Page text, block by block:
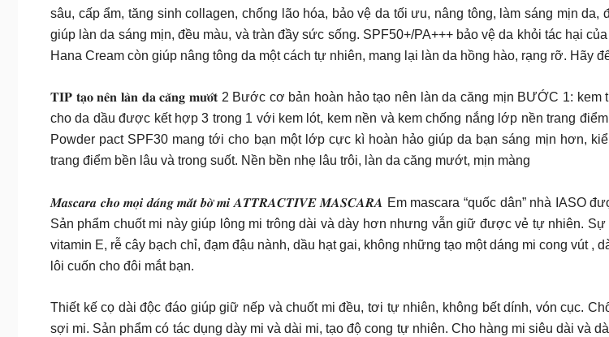
sâu, cấp ẩm, tăng sinh collagen, chống lão hóa, bảo vệ da tối ưu, nâng tông, làm sáng mịn
giúp làn da sáng mịn, đều màu, và tràn đầy sức sống. SPF50+/PA+++ bảo vệ da khỏi tác hại
Hana Cream còn giúp nâng tông da một cách tự nhiên, mang lại làn da hồng hào, rạng rỡ. Hãy
𝐓𝐈𝐏 𝐭𝐚̣𝐨 𝐧𝐞̂𝐧 𝐥𝐚̀𝐧 𝐝𝐚 𝐜𝐚̆𝐧𝐠 𝐦𝐮̛𝐨̛́𝐭 2 Bước cơ bản hoàn hảo tạo nên làn da căng mịn BƯỚC 1:
cho da dầu được kết hợp 3 trong 1 với kem lót, kem nền và kem chống nắng lớp nền trang
Powder pact SPF30 mang tới cho bạn một lớp cực kì hoàn hảo giúp da bạn sáng mịn hơn,
trang điểm bền lâu và trong suốt. Nền bền nhẹ lâu trôi, làn da căng mướt, mịn màng
𝑴𝒂𝒔𝒄𝒂𝒓𝒂 𝒄𝒉𝒐 𝒎𝒐̣𝒊 𝒅𝒂́𝒏𝒈 𝒎𝒂̆́𝒕 𝒃𝒐̛̀ 𝒎𝒊 𝑨𝑻𝑻𝑹𝑨𝑪𝑻𝑰𝑽𝑬 𝑴𝑨𝑺𝑪𝑨𝑹𝑨 Em mascara “quốc dân” nhà IASO
Sản phẩm chuốt mi này giúp lông mi trông dài và dày hơn nhưng vẫn giữ được vẻ tự nhiên.
vitamin E, rễ cây bạch chỉ, đạm đậu nành, dầu hạt gai, không những tạo một dáng mi cong vút
lôi cuốn cho đôi mắt bạn.
Thiết kế cọ dài độc đáo giúp giữ nếp và chuốt mi đều, tơi tự nhiên, không bết dính, vón cục.
sợi mi. Sản phẩm có tác dụng dày mi và dài mi, tạo độ cong tự nhiên. Cho hàng mi siêu dài và